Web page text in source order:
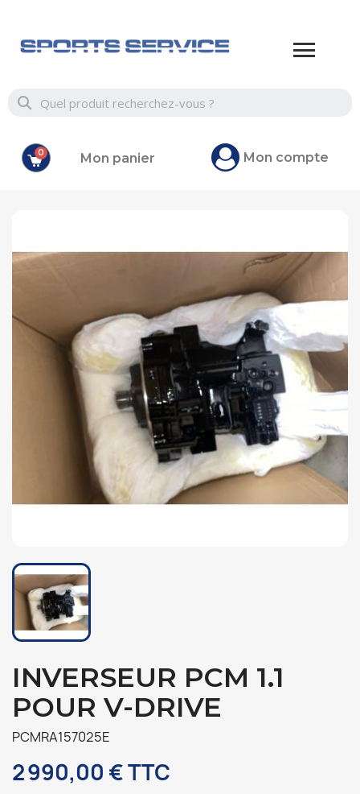
Mon panier Mon compte
INVERSEUR PCM 1.1
POUR V-DRIVE
PCMRA157025E
2 990,00 €TTC